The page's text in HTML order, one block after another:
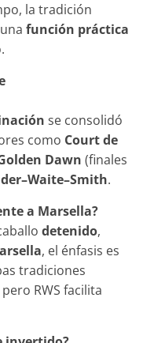
la tradición
unafunción práctica
se consolidó
como Court de
Dawn (finales
.
a Marsella?
detenido,
, el énfasis es
tradiciones
pero RWS facilita